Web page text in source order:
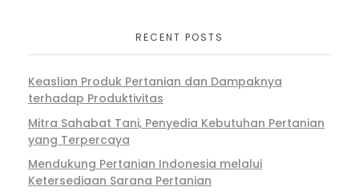
RECENT POSTS
Keaslian Produk Pertanian dan Dampaknya
terhadap Produktivitas
Mitra Sahabat Tani, Penyedia Kebutuhan Pertanian
yang Terpercaya
Mendukung Pertanian Indonesia melalui
Ketersediaan Sarana Pertanian